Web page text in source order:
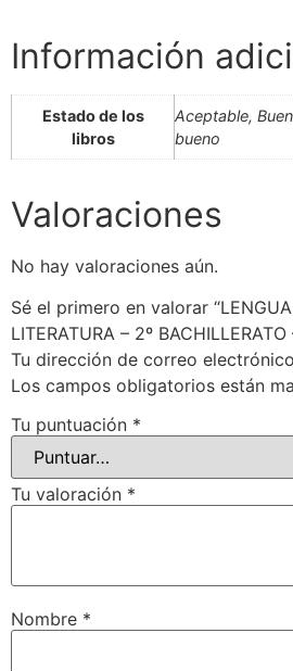
Información
Estado de los
libros
Aceptable,
bueno
Valoraciones
No hay valoraciones aún.
Sé el primero en valorar
LITERATURA – 2º
Tu dirección de correo
Los campos obligatorios están
Tu puntuación *
Tu valoración *
Nombre *